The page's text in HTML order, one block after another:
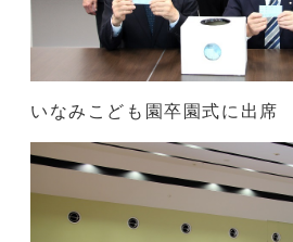
いなみこども園卒園式に出席